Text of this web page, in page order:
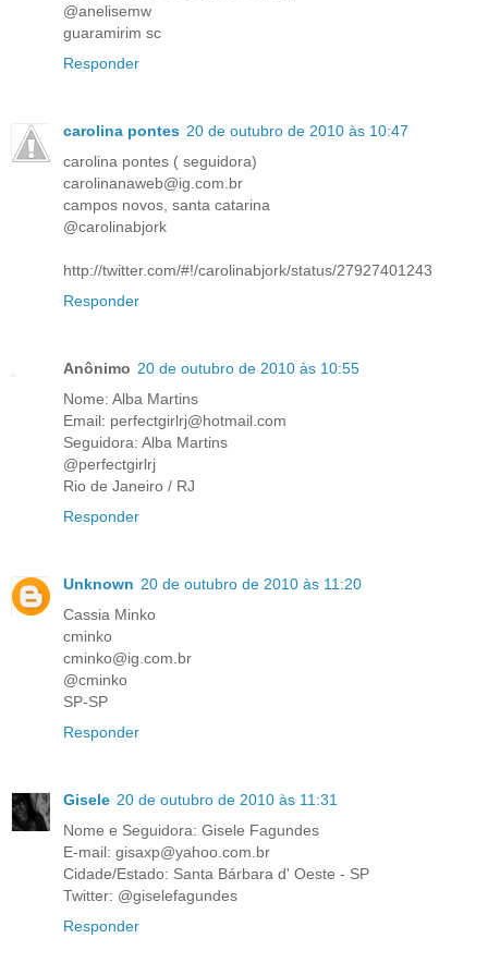
@anelisemw
guaramirim sc
Responder
carolina pontes 20 de outubro de 2010 às 10:47
carolina pontes ( seguidora)
carolinanaweb@ig.com.br
campos novos, santa catarina
@carolinabjork
http://twitter.com/#!/carolinabjork/status/27927401243
Responder
Anônimo 20 de outubro de 2010 às 10:55
Nome: Alba Martins
Email: perfectgirlrj@hotmail.com
Seguidora: Alba Martins
@perfectgirlrj
Rio de Janeiro / RJ
Responder
Unknown 20 de outubro de 2010 às 11:20
Cassia Minko
cminko
cminko@ig.com.br
@cminko
SP-SP
Responder
Gisele 20 de outubro de 2010 às 11:31
Nome e Seguidora: Gisele Fagundes
E-mail: gisaxp@yahoo.com.br
Cidade/Estado: Santa Bárbara d' Oeste - SP
Twitter: @giselefagundes
Responder